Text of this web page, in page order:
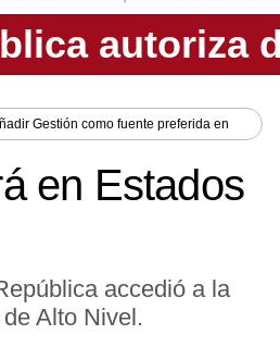
Gestión como fuente preferida en
en Estados
accedió a la
Alto Nivel.